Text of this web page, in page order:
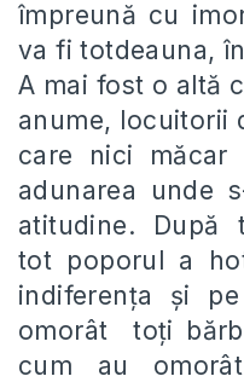
împreună cu
va fi totdeauna,
A mai fost o altă
anume, locuitorii
care nici măcar
adunarea unde
atitudine. După
tot poporul a
indiferența și
omorât toți
cum au